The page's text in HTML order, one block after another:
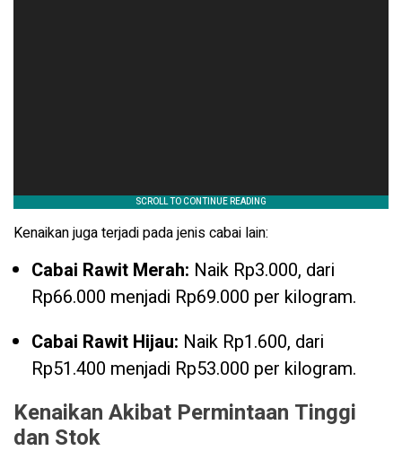
Kenaikan juga terjadi pada jenis cabai lain:
Cabai Rawit Merah: Naik Rp3.000, dari
Rp66.000 menjadi Rp69.000 per kilogram.
Cabai Rawit Hijau: Naik Rp1.600, dari
Rp51.400 menjadi Rp53.000 per kilogram.
Kenaikan Akibat Permintaan Tinggi
dan Stok